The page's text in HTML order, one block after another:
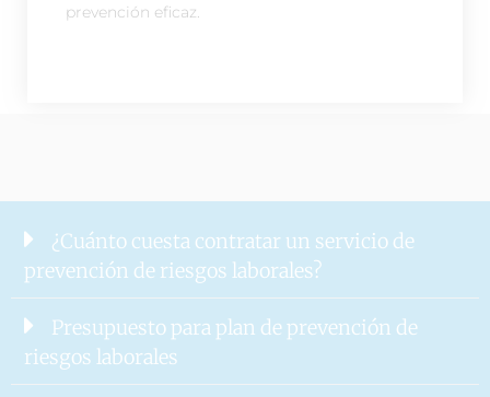
prevención eficaz.
¿Cuánto cuesta contratar un servicio de
prevención de riesgos laborales?
Presupuesto para plan de prevención de
riesgos laborales